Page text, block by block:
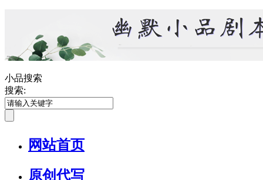
小品搜索
搜索:
网站首页
原创代写